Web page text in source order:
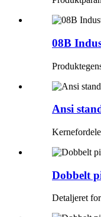
08B
Ansi
Dobbelt
Detaljeret